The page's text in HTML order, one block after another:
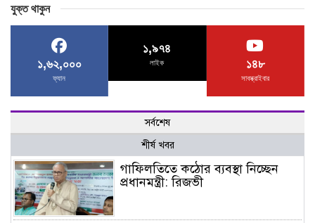
যুক্ত থাকুন
১,৬২,০০০
ফ্যান
১,৯৭৪
লাইক ১৪৮
সাবস্ক্রাইবার
সর্বশেষ
শীর্ষ খবর
গাফিলতিতে কঠোর ব্যবস্থা নিচ্ছেন
প্রধানমন্ত্রী: রিজভী